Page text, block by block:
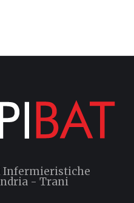
Infermieristiche
- Trani